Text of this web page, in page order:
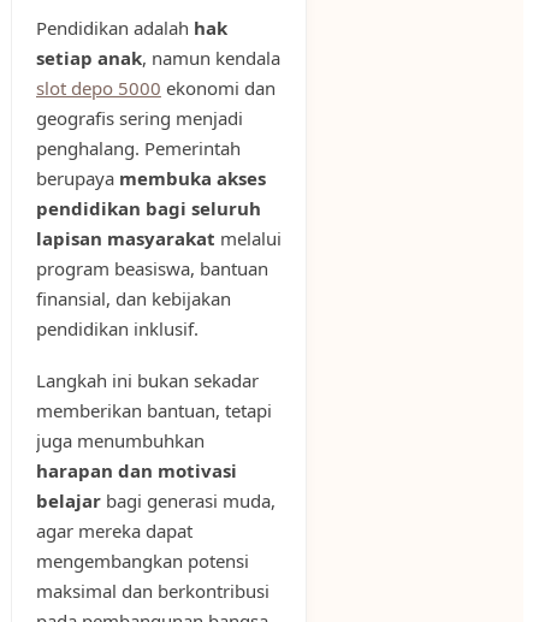
Pendidikan adalah hak
setiap anak, namun kendala
slot depo 5000 ekonomi dan
geografis sering menjadi
penghalang. Pemerintah
berupaya membuka akses
pendidikan bagi seluruh
lapisan masyarakat melalui
program beasiswa, bantuan
finansial, dan kebijakan
pendidikan inklusif.
Langkah ini bukan sekadar
memberikan bantuan, tetapi
juga menumbuhkan
harapan dan motivasi
belajarbagi generasi muda,
agar mereka dapat
mengembangkan potensi
maksimal dan berkontribusi